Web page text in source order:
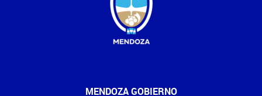
MENDOZA GOBIERNO